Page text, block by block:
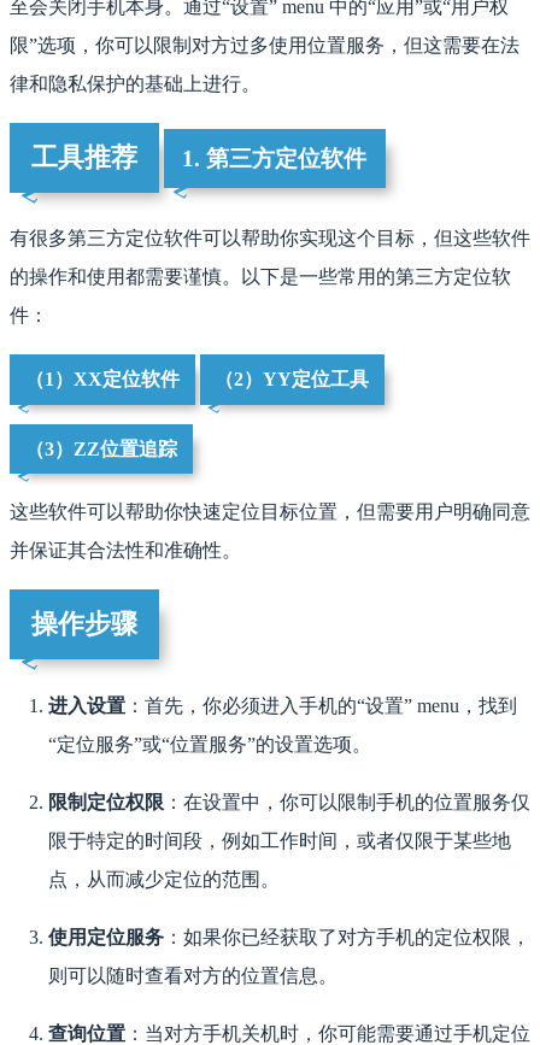
至会关闭手机本身。通过“设置” menu 中的“应用”或“用户权
限”选项，你可以限制对方过多使用位置服务，但这需要在法
律和隐私保护的基础上进行。
工具推荐 1. 第三方定位软件
有很多第三方定位软件可以帮助你实现这个目标，但这些软件
的操作和使用都需要谨慎。以下是一些常用的第三方定位软
件：
（1）XX定位软件 （2）YY定位工具
（3）ZZ位置追踪
这些软件可以帮助你快速定位目标位置，但需要用户明确同意
并保证其合法性和准确性。
操作步骤
进入设置 ：首先，你必须进入手机的“设置” menu，找到
“定位服务”或“位置服务”的设置选项。
限制定位权限 ：在设置中，你可以限制手机的位置服务仅
限于特定的时间段，例如工作时间，或者仅限于某些地
点，从而减少定位的范围。
使用定位服务 ：如果你已经获取了对方手机的定位权限，
则可以随时查看对方的位置信息。
查询位置 ：当对方手机关机时，你可能需要通过手机定位